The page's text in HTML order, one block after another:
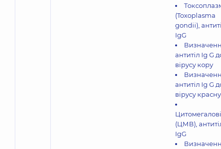
(Toxoplasma
gondii),
IgG
антитіл Ig G
вірусу кору
антитіл Ig G
вірусу
(ЦМВ),
IgG